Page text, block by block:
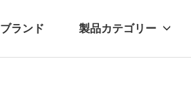
ブランド 製品カテゴリー